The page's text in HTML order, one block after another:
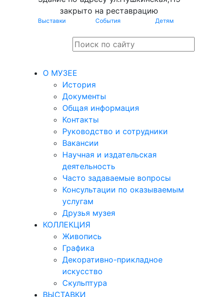
закрыто на реставрацию
Выставки События Детям
О МУЗЕЕ
История
Документы
Общая информация
Контакты
Руководство и сотрудники
Вакансии
Научная и издательская
деятельность
Часто задаваемые вопросы
Консультации по оказываемым
услугам
Друзья музея
КОЛЛЕКЦИЯ
Живопись
Графика
Декоративно-прикладное
искусство
Скульптура
ВЫСТАВКИ